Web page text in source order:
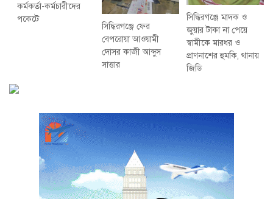
কর্মকর্তা-কর্মচারীদের
পকেটে
সিদ্ধিরগঞ্জে ফের
বেপরোয়া আওয়ামী
দোসর কাজী আব্দুস
সাত্তার
সিদ্ধিরগঞ্জে মাদক ও
জুয়ার টাকা না পেয়ে
স্বামীকে মারধর ও
প্রাণনাশের হুমকি, থানায়
জিডি